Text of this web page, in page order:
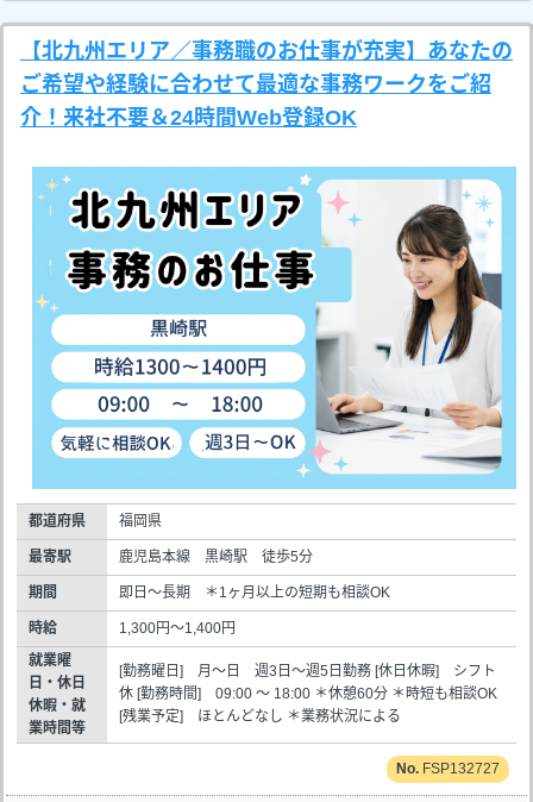
【北九州エリア／事務職のお仕事が充実】あなたの
ご希望や経験に合わせて最適な事務ワークをご紹
介！来社不要＆24時間Web登録OK
都道府県 福岡県
最寄駅 鹿児島本線 黒崎駅 徒歩5分
期間 即日～長期 ＊1ヶ月以上の短期も相談OK
時給
1,300円～1,400円
就業曜
日・休日
休暇・就
業時間等
[勤務曜日] 月～日 週3日～週5日勤務 [休日休暇] シフト
休 [勤務時間] 09:00 ～ 18:00 ＊休憩60分 ＊時短も相談OK
[残業予定] ほとんどなし ＊業務状況による
FSP132727